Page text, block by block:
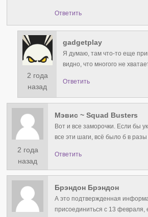
Ответить
2 года
назад
gadgetplay
Я думаю, там что-то еще
видно, что многого не
Ответить
2 года
назад
Мэвис ~ Squad Busters
Вот и все заморочки. Если бы
все эти шаги, всё было б в
Ответить
Брэндон Брэндон
А это подтвержденная
присоединиться с 13 февраля,